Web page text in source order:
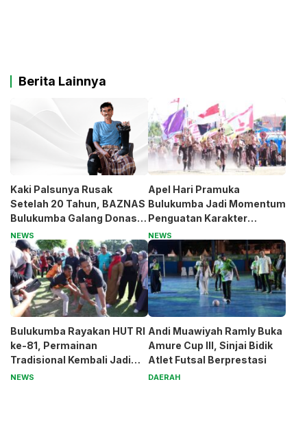
Berita Lainnya
Kaki Palsunya Rusak
Setelah 20 Tahun, BAZNAS
Bulukumba Galang Donasi
untuk Pak Pardi
NEWS
Apel Hari Pramuka
Bulukumba Jadi Momentum
Penguatan Karakter
Generasi Muda
NEWS
Bulukumba Rayakan HUT RI
ke-81, Permainan
Tradisional Kembali Jadi
Magnet
NEWS
Andi Muawiyah Ramly Buka
Amure Cup III, Sinjai Bidik
Atlet Futsal Berprestasi
DAERAH